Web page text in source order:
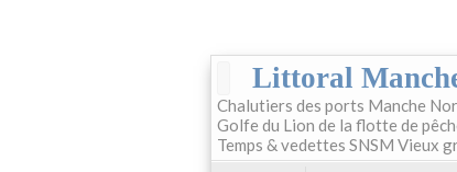
Littoral
Chalutiers des ports Manche
Golfe du Lion de la flotte de
Temps & vedettes SNSM Vieux